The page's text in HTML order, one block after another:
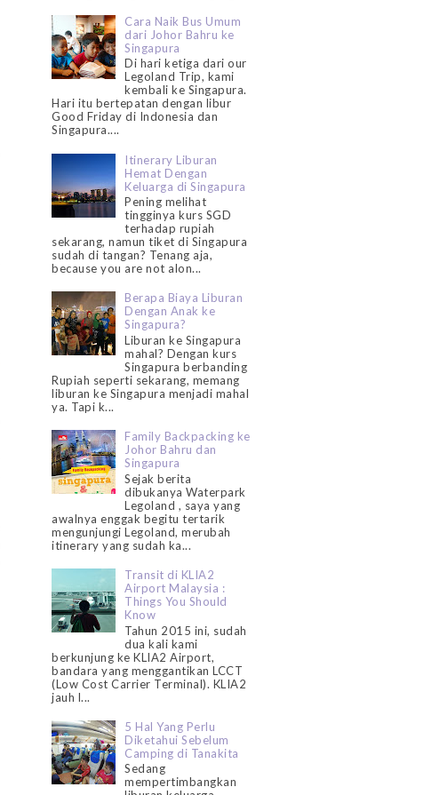
Cara Naik Bus Umum
dari Johor Bahru ke
Singapura
Di hari ketiga dari our
Legoland Trip, kami
kembali ke Singapura.
Hari itu bertepatan dengan libur
Good Friday di Indonesia dan
Singapura....
Itinerary Liburan
Hemat Dengan
Keluarga di Singapura
Pening melihat
tingginya kurs SGD
terhadap rupiah
sekarang, namun tiket di Singapura
sudah di tangan? Tenang aja,
because you are not alon...
Berapa Biaya Liburan
Dengan Anak ke
Singapura?
Liburan ke Singapura
mahal? Dengan kurs
Singapura berbanding
Rupiah seperti sekarang, memang
liburan ke Singapura menjadi mahal
ya. Tapi k...
Family Backpacking ke
Johor Bahru dan
Singapura
Sejak berita
dibukanya Waterpark
Legoland , saya yang
awalnya enggak begitu tertarik
mengunjungi Legoland, merubah
itinerary yang sudah ka...
Transit di KLIA2
Airport Malaysia :
Things You Should
Know
Tahun 2015 ini, sudah
dua kali kami
berkunjung ke KLIA2 Airport,
bandara yang menggantikan LCCT
(Low Cost Carrier Terminal). KLIA2
jauh l...
5 Hal Yang Perlu
Diketahui Sebelum
Camping di Tanakita
Sedang
mempertimbangkan